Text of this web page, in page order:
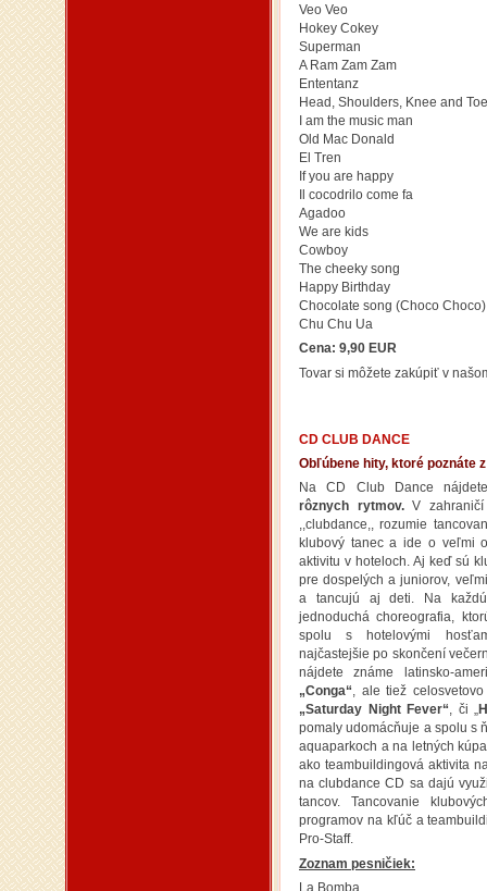
Veo Veo
Hokey Cokey
Superman
A Ram Zam Zam
Ententanz
Head, Shoulders, Knee and Toe
I am the music man
Old Mac Donald
El Tren
If you are happy
Il cocodrilo come fa
Agadoo
We are kids
Cowboy
The cheeky song
Happy Birthday
Chocolate song (Choco Choco)
Chu Chu Ua
Cena: 9,90 EUR
Tovar si môžete zakúpiť v
CD CLUB DANCE
Obľúbene hity, ktoré poznáte
Na CD Club Dance
rôznych rytmov.V zahraničí
,,clubdance,, rozumie
klubový tanec a ide o veľmi
aktivitu v hoteloch. Aj keď sú
pre dospelých a juniorov,
a tancujú aj deti. Na
jednoduchá choreografia,
spolu s hotelovými
najčastejšie po skončení
nájdete známe latinsko-
„Conga“, ale tiež
„Saturday Night Fever“, či „
pomaly udomácňuje a spolu s
aquaparkoch a na letných
ako teambuildingová aktivita
na clubdance CD sa dajú
tancov. Tancovanie
programov na kľúč a
Pro-Staff.
Zoznam pesničiek: